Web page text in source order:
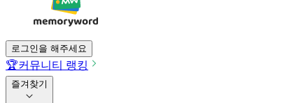
로그인을 해주세요
🏆커뮤니티 랭킹
즐겨찾기